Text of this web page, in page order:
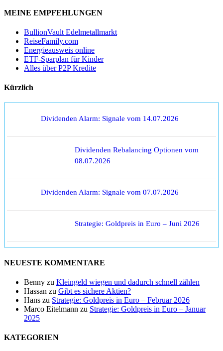
MEINE EMPFEHLUNGEN
BullionVault Edelmetallmarkt
ReiseFamily.com
Energieausweis online
ETF-Sparplan für Kinder
Alles über P2P Kredite
Kürzlich
Dividenden Alarm: Signale vom 14.07.2026
Dividenden Rebalancing Optionen vom
08.07.2026
Dividenden Alarm: Signale vom 07.07.2026
Strategie: Goldpreis in Euro – Juni 2026
NEUESTE KOMMENTARE
Benny zu Kleingeld wiegen und dadurch schnell zählen
Hassan zu Gibt es sichere Aktien?
Hans zu Strategie: Goldpreis in Euro – Februar 2026
Marco Eitelmann zu Strategie: Goldpreis in Euro – Januar
2025
KATEGORIEN